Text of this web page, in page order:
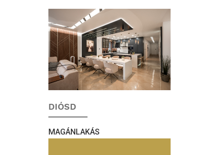
BELSŐÉPÍTÉSZETI
PROJEKT:
MAGÁNLAKÁS
DIÓSD
MAGÁNLAKÁS